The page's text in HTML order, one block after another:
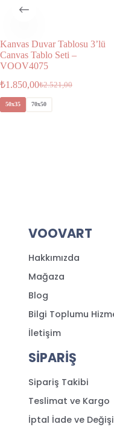
Kanvas Duvar Tablosu 3’lü
Canvas Tablo Seti –
VOOV4075
₺2.521,00
₺1.850,00
50x35 70x50
VOOVART
Hakkımızda
Mağaza
Blog
Bilgi Toplumu
İletişim
SİPARİŞ
Sipariş Takibi
Teslimat ve Kargo
İptal İade ve